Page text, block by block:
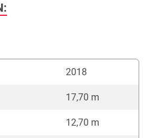
2018
17,70 m
12,70 m